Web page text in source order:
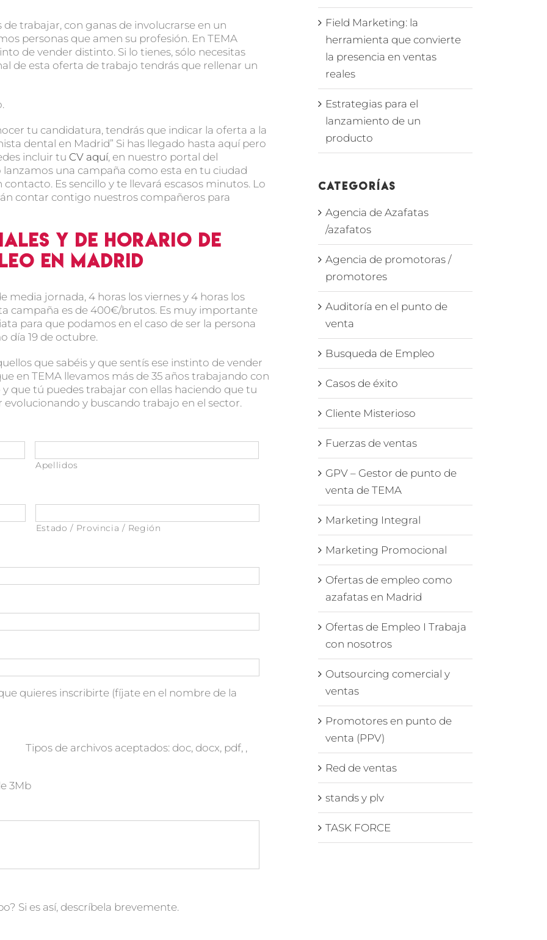
trabajar, con ganas de involucrarse en un
personas que amen su profesión. En TEMA
de vender distinto. Si lo tienes, sólo necesitas
de esta oferta de trabajo tendrás que rellenar un
tu candidatura, tendrás que indicar la oferta a la
dental en Madrid” Si has llegado hasta aquí pero
incluir tu CV aquí, en nuestro portal del
una campaña como esta en tu ciudad
Es sencillo y te llevará escasos minutos. Lo
contar contigo nuestros compañeros para
y de horario de
en Madrid
media jornada, 4 horas los viernes y 4 horas los
campaña es de 400€/brutos. Es muy importante
para que podamos en el caso de ser la persona
día 19 de octubre.
que sabéis y que sentís ese instinto de vender
en TEMA llevamos más de 35 años trabajando con
que tú puedes trabajar con ellas haciendo que tu
evolucionando y buscando trabajo en el sector.
Apellidos
Estado / Provincia / Región
quieres inscribirte (fíjate en el nombre de la
Tipos de archivos aceptados: doc, docx, pdf, ,
3Mb
Si es así, descríbela brevemente.
Field Marketing: la
herramienta que convierte
la presencia en ventas
reales
Estrategias para el
lanzamiento de un
producto
Categorías
Agencia de Azafatas
/azafatos
Agencia de promotoras /
promotores
Auditoría en el punto de
venta
Busqueda de Empleo
Casos de éxito
Cliente Misterioso
Fuerzas de ventas
GPV – Gestor de punto de
venta de TEMA
Marketing Integral
Marketing Promocional
Ofertas de empleo como
azafatas en Madrid
Ofertas de Empleo I Trabaja
con nosotros
Outsourcing comercial y
ventas
Promotores en punto de
venta (PPV)
Red de ventas
stands y plv
TASK FORCE